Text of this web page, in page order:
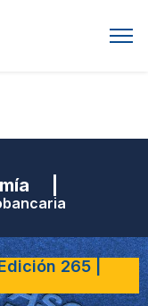
|
Edición 265 |